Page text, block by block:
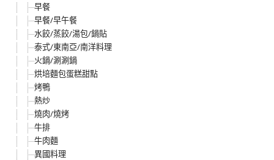
早餐
早餐/早午餐
水餃/蒸餃/湯包/鍋貼
泰式/東南亞/南洋料理
火鍋/涮涮鍋
烘培麵包蛋糕甜點
烤鴨
熱炒
燒肉/燒烤
牛排
牛肉麵
異國料理